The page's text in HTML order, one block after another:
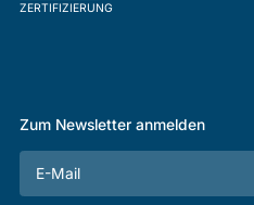
ZERTIFIZIERUNG
Zum Newsletter anmelden